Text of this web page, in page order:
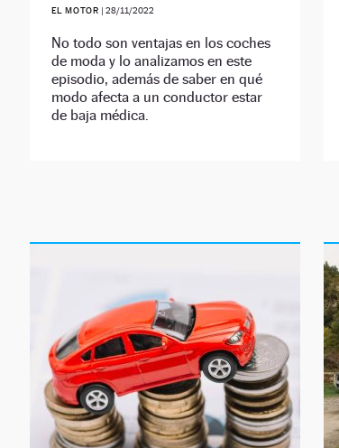
EL MOTOR | 28/11/2022
No todo son ventajas en los coches
de moda y lo analizamos en este
episodio, además de saber en qué
modo afecta a un conductor estar
de baja médica.